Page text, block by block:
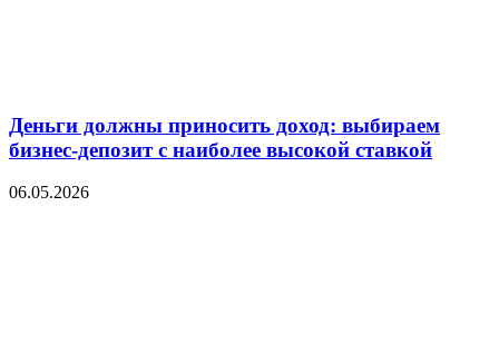
Деньги должны приносить доход: выбираем
бизнес-депозит с наиболее высокой ставкой
06.05.2026